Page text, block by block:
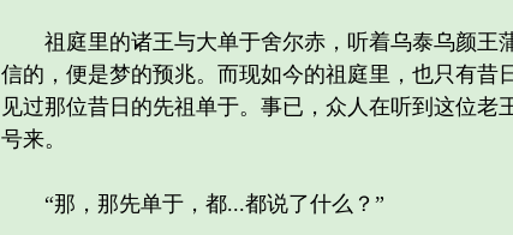
祖庭里的诸王与大单于舍尔赤，听着乌泰乌颜王
信的，便是梦的预兆。而现如今的祖庭里，也只有昔
见过那位昔日的先祖单于。事已，众人在听到这位
号来。
“那，那先单于，都...都说了什么？”